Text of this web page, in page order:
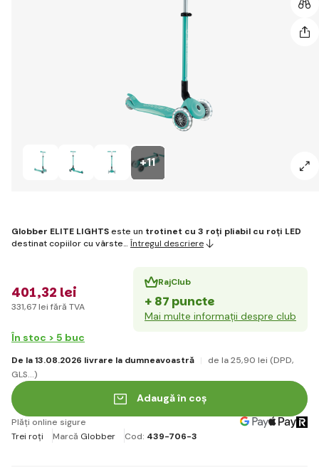
+11
Globber ELITE LIGHTSeste un trotinet cu 3 roți pliabil cu roți LED
destinat copiilor cu vârste… Întregul descriere
401,32 lei
331,67 lei fără TVA
RajClub
+ 87 puncte
Mai multe informații despre club
În stoc > 5 buc
De la 13.08.2026 livrare la dumneavoastră de la 25,90 lei (DPD,
GLS...)
Adaugă în coș
Plăți online sigure
Trei roți
Marcă Globber Cod: 439-706-3